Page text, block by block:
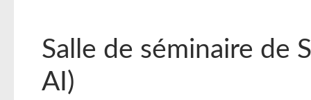
Salle de séminaire de
AI)